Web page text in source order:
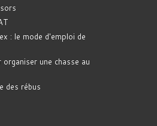
: le mode d'emploi de
organiser une chasse au
des rébus